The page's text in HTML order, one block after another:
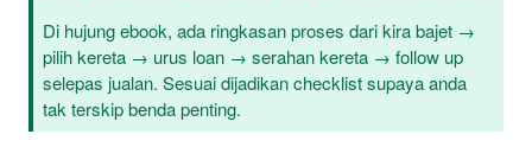
Di hujung ebook, ada ringkasan proses dari kira bajet →
pilih kereta → urus loan → serahan kereta → follow up
selepas jualan. Sesuai dijadikan checklist supaya anda
tak terskip benda penting.